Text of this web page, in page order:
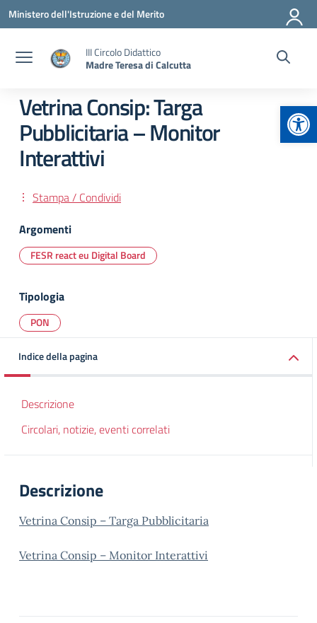
Vai ai contenuti
Vai al menu di navigazione
Vai al footer
Ministero dell'Istruzione e del Merito
III Circolo Didattico
Madre Teresa di Calcutta
Vetrina Consip: Targa
Pubblicitaria – Monitor
Interattivi
Stampa / Condividi
Argomenti
FESR react eu Digital Board
Tipologia
PON
Indice della pagina
Descrizione
Circolari, notizie, eventi correlati
Descrizione
Vetrina Consip – Targa Pubblicitaria
Vetrina Consip – Monitor Interattivi